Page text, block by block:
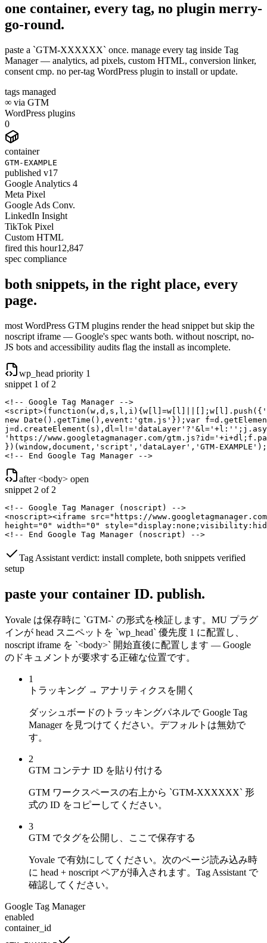
one container, every tag, no plugin merry-
go-round.
paste a `GTM-XXXXXX` once. manage every tag inside Tag
Manager — analytics, ad pixels, custom HTML, conversion linker,
consent cmp. no per-tag WordPress plugin to install or update.
tags managed
∞ via GTM
WordPress plugins
0
container
GTM-EXAMPLE
published v17
Google Analytics 4
Meta Pixel
Google Ads Conv.
LinkedIn Insight
TikTok Pixel
Custom HTML
fired this hour12,847
spec compliance
both snippets, in the right place, every
page.
most WordPress GTM plugins render the head snippet but skip the
noscript iframe — Google's spec wants both. without noscript, no-
JS bots and accessibility audits flag the install as incomplete.
wp_head priority 1
snippet 1 of 2
<!-- Google Tag Manager -->
new Date().getTime(),event:'gtm.js'});var
'https://www.googletagmanager.com/
})(window,document,'script','dataLayer','GTM-
<!-- End Google Tag Manager -->
after <body> open
snippet 2 of 2
<!-- Google Tag Manager (noscript) -->
<noscript><iframe src="https://www.googletagmanager.com/
height="0" width="0"
<!-- End Google Tag Manager (noscript) -->
Tag Assistant verdict: install complete, both snippets verified
setup
paste your container ID. publish.
Yovale は保存時に `GTM-` の形式を検証します。MU プラグ
インが head スニペットを `wp_head` 優先度 1 に配置し、
noscript iframe を `<body>` 開始直後に配置します — Google
のドキュメントが要求する正確な位置です。
1
トラッキング → アナリティクスを開く
ダッシュボードのトラッキングパネルで Google Tag
Manager を見つけてください。デフォルトは無効で
す。
2
GTM コンテナ ID を貼り付ける
GTM ワークスペースの右上から `GTM-XXXXXX` 形
式の ID をコピーしてください。
3
GTM でタグを公開し、ここで保存する
Yovale で有効にしてください。次のページ読み込み時
に head + noscript ペアが挿入されます。Tag Assistant で
確認してください。
Google Tag Manager
enabled
container_id